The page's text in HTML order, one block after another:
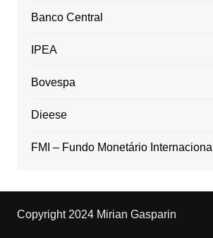
Banco Central
IPEA
Bovespa
Dieese
FMI – Fundo Monetário Internacional
Copyright 2024 Mirian Gasparin